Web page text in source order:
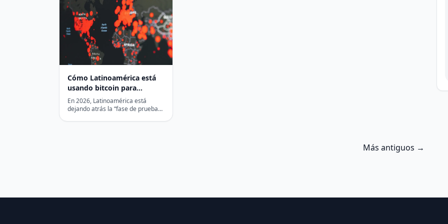
Cómo Latinoamérica está
usando bitcoin para
reescribir las reglas de la
riqueza soberana
En 2026, Latinoamérica está
dejando atrás la “fase de prueba”
Más antiguos →